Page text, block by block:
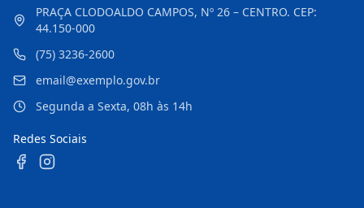
PRAÇA CLODOALDO CAMPOS, Nº 26 – CENTRO. CEP:
44.150-000
(75) 3236-2600
email@exemplo.gov.br
Segunda a Sexta, 08h às 14h
Redes Sociais